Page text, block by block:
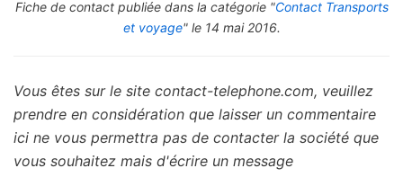
Fiche de contact publiée dans la catégorie "Contact Transports
et voyage" le 14 mai 2016.
Vous êtes sur le site contact-telephone.com, veuillez
prendre en considération que laisser un commentaire
ici ne vous permettra pas de contacter la société que
vous souhaitez mais d'écrire un message